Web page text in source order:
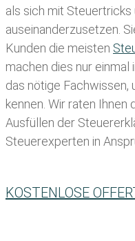
als sich mit
auseinanderzusetzen.
Kunden die meisten
machen dies nur einmal
das nötige
kennen. Wir raten Ihnen
Ausfüllen der
Steuerexperten in
KOSTENLOSE